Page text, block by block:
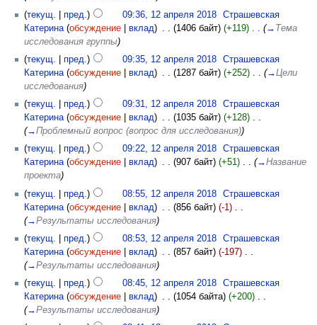
(текущ. пред. ) 09:36, 12 апреля 2018
Страшевская
Катерина (обсуждение вклад) (1406 байт) (+119)‎ (→ Тема
исследования группы)
(текущ. пред.) 09:35, 12 апреля 2018
Страшевская
Катерина (обсуждение вклад) . . (1287 байт) (+252)‎ . . (→Цели
исследования)
(текущ. пред.) 09:31, 12 апреля 2018
Страшевская
Катерина (обсуждение вклад) . . (1035 байт) (+128)‎ . .
(→Проблемный вопрос (вопрос для исследования))
(текущ. пред.) 09:22, 12 апреля 2018
Страшевская
Катерина (обсуждение вклад) . . (907 байт) (+51)‎ . . (→Название
проекта)
(текущ. пред. ) 08:55, 12 апреля 2018
Страшевская
Катерина (обсуждение вклад) (856 байт) (-1)‎
(→Результаты исследования)
(текущ. пред.) 08:53, 12 апреля 2018
Страшевская
Катерина (обсуждение вклад) . . (857 байт) (-197)‎ . .
(→Результаты исследования)
(текущ. пред.) 08:45, 12 апреля 2018
Страшевская
Катерина (обсуждение вклад) . . (1054 байта) (+200)‎ . .
(→Результаты исследования)